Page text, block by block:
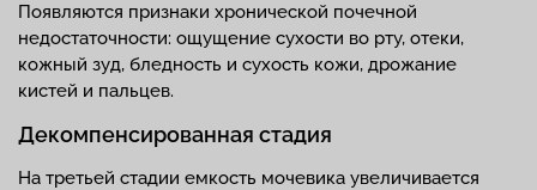
Появляются признаки хронической почечной
недостаточности: ощущение сухости во рту, отеки,
кожный зуд, бледность и сухость кожи, дрожание
кистей и пальцев.
Декомпенсированная стадия
На третьей стадии емкость мочевика увеличивается